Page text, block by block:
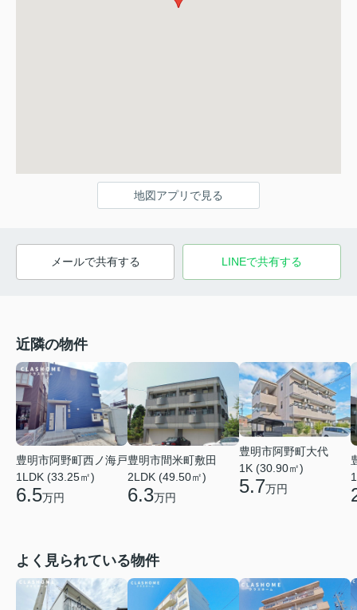
地図アプリで見る
メールで共有する LINEで共有する
近隣の物件
豊明市阿野町西ノ海戸
1LDK (33.25㎡)
6.5万円
豊明市間米町敷田
2LDK (49.50㎡)
6.3万円
豊明市阿野町大代
1K (30.90㎡)
5.7万円
よく見られている物件